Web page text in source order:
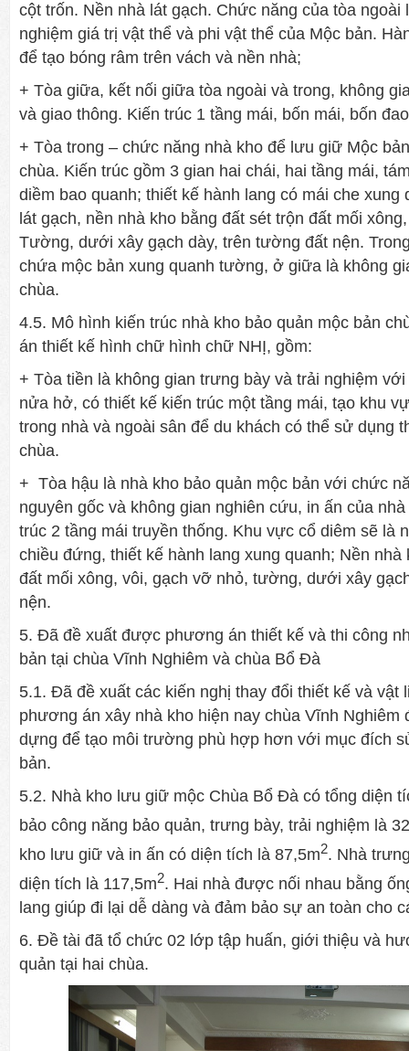
cột trốn. Nền nhà lát gạch. Chức năng của tòa ngoài
nghiệm giá trị vật thể và phi vật thể của Mộc bản.
để tạo bóng râm trên vách và nền nhà;
+ Tòa giữa, kết nối giữa tòa ngoài và trong, không
và giao thông. Kiến trúc 1 tầng mái, bốn mái, bốn
+ Tòa trong – chức năng nhà kho để lưu giữ Mộc
chùa. Kiến trúc gồm 3 gian hai chái, hai tầng mái,
diềm bao quanh; thiết kế hành lang có mái che xung
lát gạch, nền nhà kho bằng đất sét trộn đất mối
Tường, dưới xây gạch dày, trên tường đất nện.
chứa mộc bản xung quanh tường, ở giữa là không
chùa.
4.5. Mô hình kiến trúc nhà kho bảo quản mộc bản
án thiết kế hình chữ hình chữ NHỊ, gồm:
+ Tòa tiền là không gian trưng bày và trải nghiệm
nửa hở, có thiết kế kiến trúc một tầng mái, tạo khu
trong nhà và ngoài sân để du khách có thể sử dụng
chùa.
+ Tòa hậu là nhà kho bảo quản mộc bản với chức
nguyên gốc và không gian nghiên cứu, in ấn của
trúc 2 tầng mái truyền thống. Khu vực cổ diêm sẽ là
chiều đứng, thiết kế hành lang xung quanh; Nền nhà
đất mối xông, vôi, gạch vỡ nhỏ, tường, dưới xây
nện.
5. Đã đề xuất được phương án thiết kế và thi công
bản tại chùa Vĩnh Nghiêm và chùa Bổ Đà
5.1. Đã đề xuất các kiến nghị thay đổi thiết kế và vật
phương án xây nhà kho hiện nay chùa Vĩnh Nghiêm
dựng để tạo môi trường phù hợp hơn với mục đích
bản.
5.2. Nhà kho lưu giữ mộc Chùa Bổ Đà có tổng diện
bảo công năng bảo quản, trưng bày, trải nghiệm là
kho lưu giữ và in ấn có diện tích là 87,5m2. Nhà
diện tích là 117,5m2. Hai nhà được nối nhau bằng
lang giúp đi lại dễ dàng và đảm bảo sự an toàn cho
6. Đề tài đã tổ chức 02 lớp tập huấn, giới thiệu và
quản tại hai chùa.